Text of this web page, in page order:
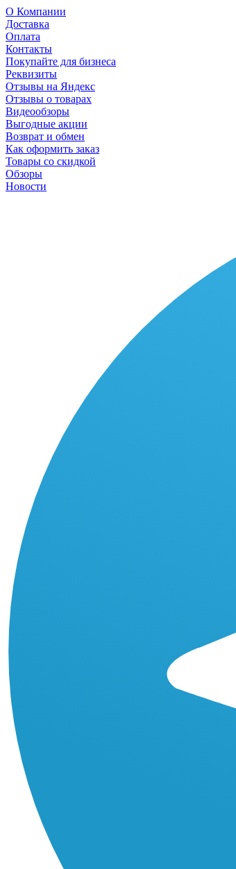
О Компании
Доставка
Оплата
Контакты
Покупайте для бизнеса
Реквизиты
Отзывы на Яндекс
Отзывы о товарах
Видеообзоры
Выгодные акции
Возврат и обмен
Как оформить заказ
Товары со скидкой
Обзоры
Новости